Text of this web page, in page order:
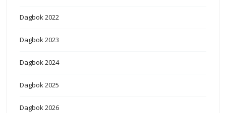
Dagbok 2022
Dagbok 2023
Dagbok 2024
Dagbok 2025
Dagbok 2026